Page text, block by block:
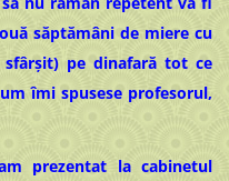
săptămâni de miere cu
pe dinafară tot ce
îmi spusese profesorul,
prezentat la cabinetul